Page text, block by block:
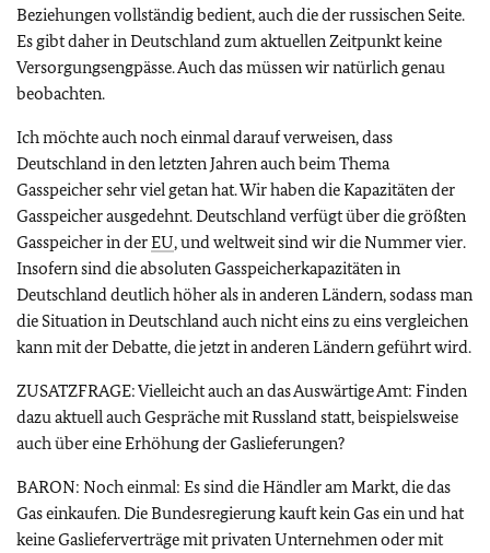
Beziehungen vollständig bedient, auch die der russischen Seite.
Es gibt daher in Deutschland zum aktuellen Zeitpunkt keine
Versorgungsengpässe. Auch das müssen wir natürlich genau
beobachten.
Ich möchte auch noch einmal darauf verweisen, dass
Deutschland in den letzten Jahren auch beim Thema
Gasspeicher sehr viel getan hat. Wir haben die Kapazitäten der
Gasspeicher ausgedehnt. Deutschland verfügt über die größten
Gasspeicher in derEU, und weltweit sind wir die Nummer vier.
Insofern sind die absoluten Gasspeicherkapazitäten in
Deutschland deutlich höher als in anderen Ländern, sodass man
die Situation in Deutschland auch nicht eins zu eins vergleichen
kann mit der Debatte, die jetzt in anderen Ländern geführt wird.
ZUSATZFRAGE: Vielleicht auch an das Auswärtige Amt: Finden
dazu aktuell auch Gespräche mit Russland statt, beispielsweise
auch über eine Erhöhung der Gaslieferungen?
BARON: Noch einmal: Es sind die Händler am Markt, die das
Gas einkaufen. Die Bundesregierung kauft kein Gas ein und hat
keine Gaslieferverträge mit privaten Unternehmen oder mit